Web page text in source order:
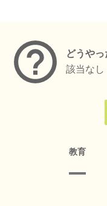
どうや
該当なし
教育